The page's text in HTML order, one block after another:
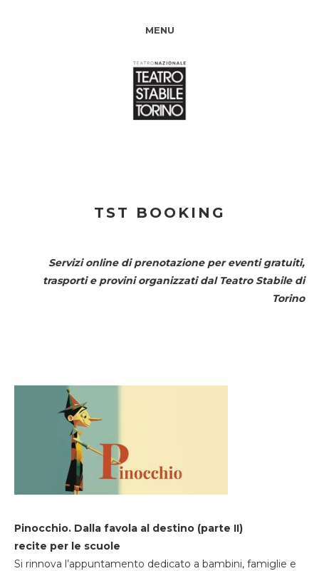
MENU
TST BOOKING
Servizi online di prenotazione per eventi gratuiti,
trasporti e provini organizzati dal Teatro Stabile di
Torino
Pinocchio. Dalla favola al destino (parte II)
recite per le scuole
Si rinnova l’appuntamento dedicato a bambini, famiglie e